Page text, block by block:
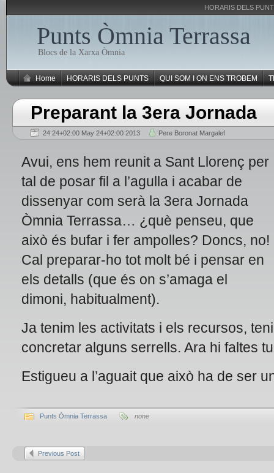
HORARIS DELS
Punts Òmnia Terrassa
Blocs de la Xarxa Òmnia
Home HORARIS DELS PUNTS QUI SOM I ON ENS TROBEM
Preparant la 3era Jornada
24 24+02:00 May 24+02:00 2013 Pere Boronat Margalef
Avui, ens hem reunit a Sant Llorenç per
tal de posar fil a l’agulla i acabar de
dissenyar com serà la 3era Jornada
Òmnia Terrassa… ¿què penseu, que
això és bufar i fer ampolles? Doncs, no!
Cal preparar-ho tot molt bé i pensar en
els detalls (que és on s’amaga el
dimoni, habitualment).
Ja tenim les activitats i els recursos,
concretar alguns serrells. Ara hi faltes
Estigueu a l’aguait que això ha de ser
Punts Òmnia Terrassa none
Previous Post